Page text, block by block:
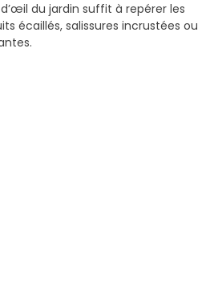
du jardin suffit à repérer les
écaillés, salissures incrustées ou